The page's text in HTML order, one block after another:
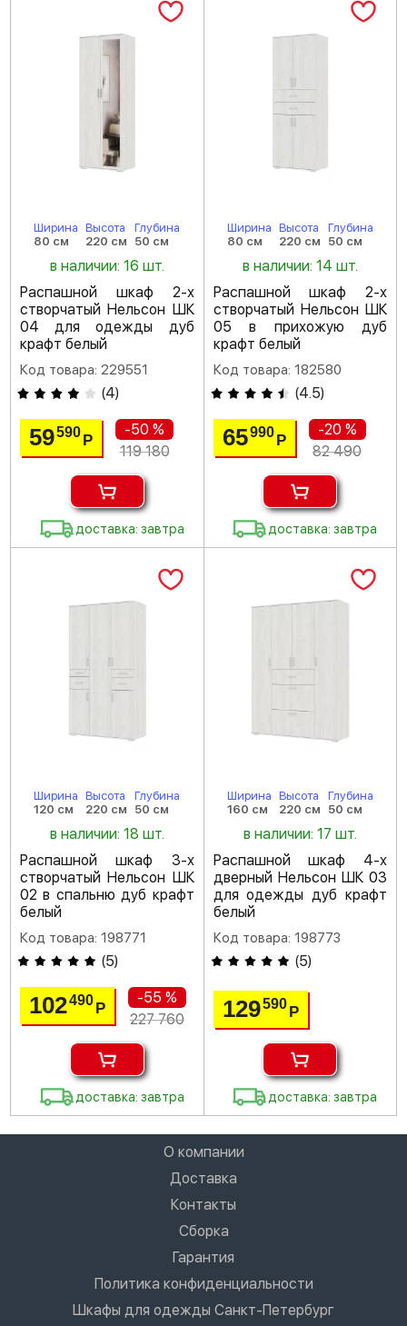
Ширина
80 см
Высота
220 см
Глубина
50 см
в наличии: 16 шт.
Распашной шкаф 2-х
створчатый Нельсон ШК
04 для одежды дуб
крафт белый
Код товара: 229551
(4)
59590Р
-50 %
119 180
доставка: завтра
Ширина
80 см
Высота
220 см
Глубина
50 см
в наличии: 14 шт.
Распашной шкаф 2-х
створчатый Нельсон ШК
05 в прихожую дуб
крафт белый
Код товара: 182580
(4.5)
65990 Р
-20 %
82 490
доставка: завтра
Ширина
120 см
Высота
220 см
Глубина
50 см
в наличии: 18 шт.
Распашной шкаф 3-х
створчатый Нельсон ШК
02 в спальню дуб крафт
белый
Код товара: 198771
(5)
102490Р
-55 %
227 760
доставка: завтра
Ширина
160 см
Высота
220 см
Глубина
50 см
в наличии: 17 шт.
Распашной шкаф 4-х
дверный Нельсон ШК 03
для одежды дуб крафт
белый
Код товара: 198773
(5)
129590 Р
доставка: завтра
О компании
Доставка
Контакты
Сборка
Гарантия
Политика конфиденциальности
Шкафы для одежды Санкт-Петербург